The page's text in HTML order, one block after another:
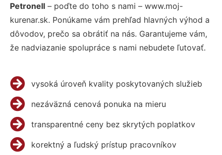
Petronell – poďte do toho s nami – www.moj-
kurenar.sk. Ponúkame vám prehľad hlavných výhod a
dôvodov, prečo sa obrátiť na nás. Garantujeme vám,
že nadviazanie spolupráce s nami nebudete ľutovať.
vysoká úroveň kvality poskytovaných služieb
nezáväzná cenová ponuka na mieru
transparentné ceny bez skrytých poplatkov
korektný a ľudský prístup pracovníkov